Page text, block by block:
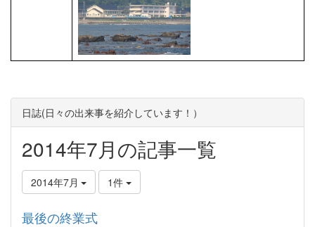
日誌(日々の出来事を紹介しています！）
2014年7月の記事一覧
2014年7月 1件
最後の終業式